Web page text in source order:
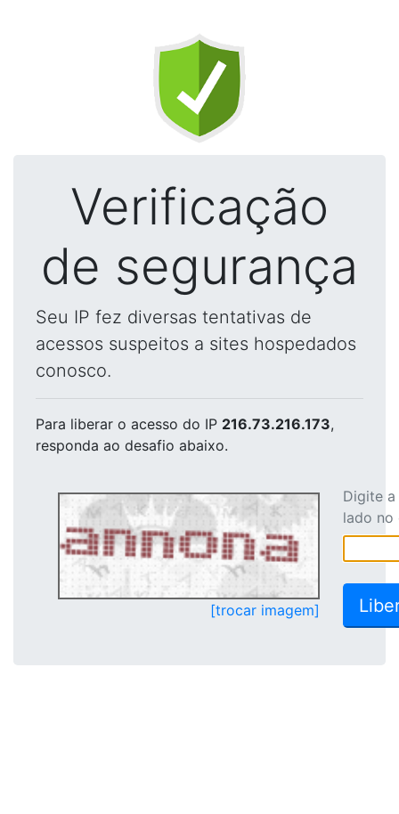
Verificação
de segurança
Seu IP fez diversas tentativas de
acessos suspeitos a sites hospedados
conosco.
Para liberar o acesso do IP 216.73.216.173,
responda ao desafio abaixo.
[trocar imagem]
Digite
lado no